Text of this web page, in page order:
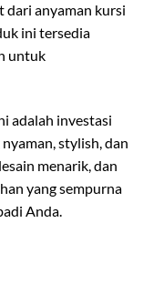
dari anyaman kursi
ini tersedia
untuk
adalah investasi
stylish, dan
menarik, dan
yang sempurna
Anda.